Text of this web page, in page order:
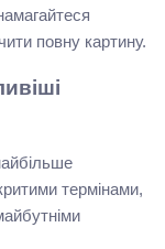
повну картину.
термінами,